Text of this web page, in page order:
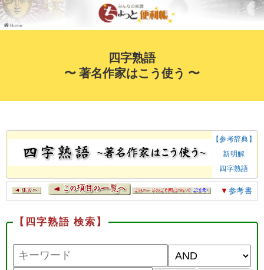
四字熟語
〜 著名作家はこう使う 〜
【参考辞典】
新明解
四字熟語
▼ 参考書